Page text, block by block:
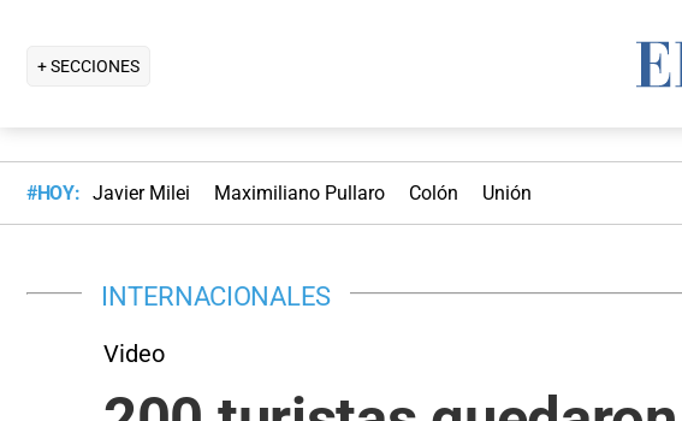
+ SECCIONES
#HOY: Javier Milei Maximiliano Pullaro Colón Unión
INTERNACIONALES
Video